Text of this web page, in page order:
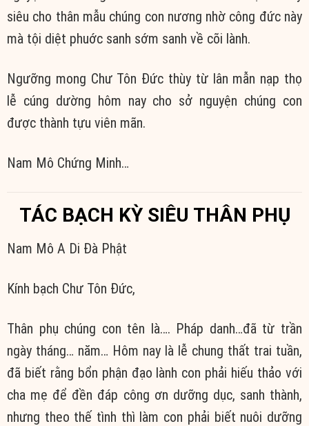
siêu cho thân mẫu chúng con nương nhờ công đức này
mà tội diệt phuớc sanh sớm sanh về cõi lành.
Ngưỡng mong Chư Tôn Đức thùy từ lân mẫn nạp thọ
lễ cúng dường hôm nay cho sở nguyện chúng con
được thành tựu viên mãn.
Nam Mô Chứng Minh…
TÁC BẠCH KỲ SIÊU THÂN PHỤ
Nam Mô A Di Đà Phật
Kính bạch Chư Tôn Đức,
Thân phụ chúng con tên là…. Pháp danh…đã từ trần
ngày tháng… năm… Hôm nay là lễ chung thất trai tuần,
đã biết rằng bổn phận đạo lành con phải hiếu thảo với
cha mẹ để đền đáp công ơn dưỡng dục, sanh thành,
nhưng theo thế tình thì làm con phải biết nuôi dưỡng